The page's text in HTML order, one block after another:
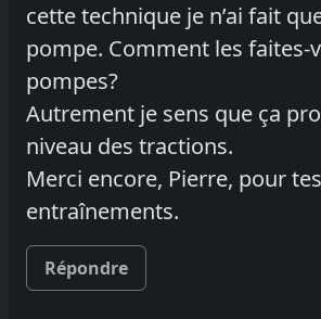
cette technique je n’ai fait
pompe. Comment les faites-
pompes?
Autrement je sens que ça
niveau des tractions.
Merci encore, Pierre, pour tes
entraînements.
Répondre